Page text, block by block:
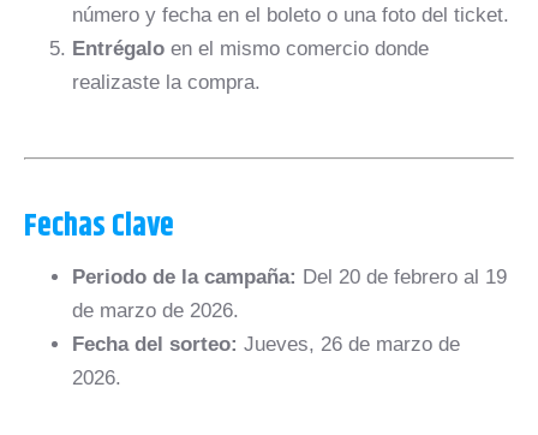
número y fecha en el boleto o una foto del ticket.
Entrégalo en el mismo comercio donde
realizaste la compra.
Fechas Clave
Periodo de la campaña: Del 20 de febrero al 19
de marzo de 2026.
Fecha del sorteo: Jueves, 26 de marzo de
2026.